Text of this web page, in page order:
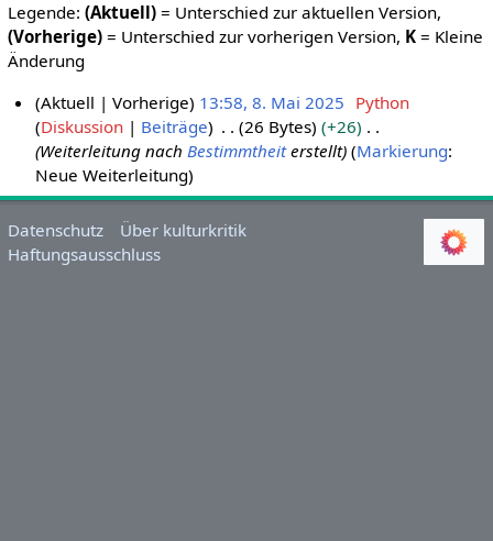
Legende: (Aktuell)= Unterschied zur aktuellen Version,
(Vorherige)= Unterschied zur vorherigen Version, K= Kleine
Änderung
a
i
2
Aktuell Vorherige 13:58, 8. Mai 2025 Python
Diskussion
Beiträge 26 Bytes
+26
Weiterleitung nachBestimmtheiterstellt Markierung:
Neue Weiterleitung
Datenschutz
Über kulturkritik
Haftungsausschluss